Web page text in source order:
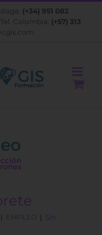
(+34) 951 082
Colombia: (+57) 313
| EMPLEO | Sin